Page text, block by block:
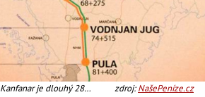
je dlouhý 28
zdroj:NašePeníze.cz